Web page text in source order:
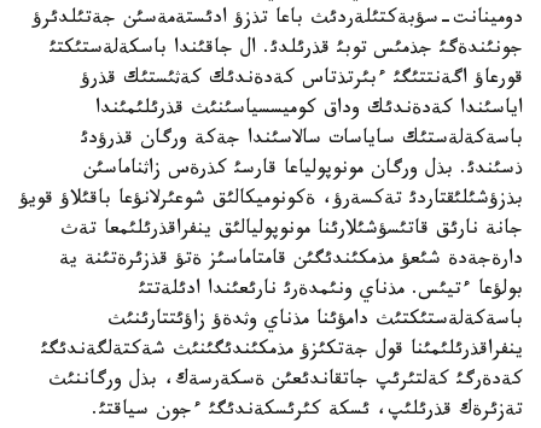
دومينانت-سؤبةكتئلةردئث باعا تذزؤ ادئستةمةسئن جةتئلدئرؤ
جونئندةگئ جذمئس توبئ قذرئلدئ. ال جاقئندا باسكةلةستئكتئ
قورعاؤ اگةنتتئگئ ءبئرتذتاس كةدةندئك كةثئستئك قذرؤ
اياسئندا كةدةندئك وداق كوميسسياسئنئث قذرئلئمئندا
باسةكةلةستئك ساياسات سالاسئندا جةكة ورگان قذرؤدئ
ذسئندئ. بذل ورگان مونوپولياعا قارسئ كذرةس زاثناماسئن
بذزؤشئلئقتاردئ تةكسةرؤ، ةكونوميكالئق شوعئرلانؤعا باقئلاؤ قويؤ
جانة نارئق قاتئسؤشئلارئنا مونوپوليالئق ينفراقذرئلئمعا تةث
دارةجةدة شئعؤ مذمكئندئگئن قامتاماسئز ةتؤ قذزئرةتئنة ية
بولؤعا ءتيئس. مذناي ونئمدةرئ نارئعئندا ادئلةتتئ
باسةكةلةستئكتئث دامؤئنا مذناي وثدةؤ زاؤئتتارئنئث
ينفراقذرئلئمئنا قول جةتكئزؤ مذمكئندئگئنئث شةكتةلگةندئگئ
كةدةرگئ كةلتئرئپ جاتقاندئعئن ةسكةرسةك، بذل ورگاننئث
تةزئرةك قذرئلئپ، ئسكة كئرئسكةندئگئ ءجون سياقتئ.